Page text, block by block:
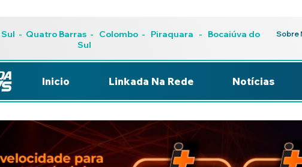
- Quatro Barras- Colombo- Piraquara - Bocaiúva do
Sul
Sobre
Inicio Linkada Na Rede Notícias